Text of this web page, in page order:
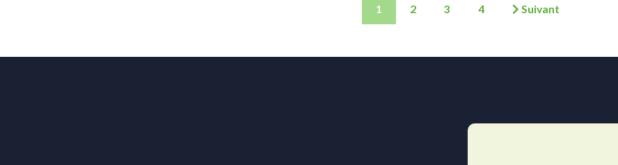
1 2 3 4 Suivant